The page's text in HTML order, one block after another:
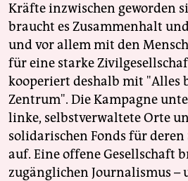
Kräfte inzwischen geworden
braucht es Zusammenhalt
und vor allem mit den
für eine starke
kooperiert deshalb mit "Alles
Zentrum". Die Kampagne
linke, selbstverwaltete Orte
solidarischen Fonds für
auf. Eine offene Gesellschaft
zugänglichen Journalismus –